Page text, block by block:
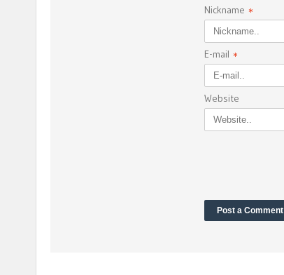
Nickname *
E-mail *
Website